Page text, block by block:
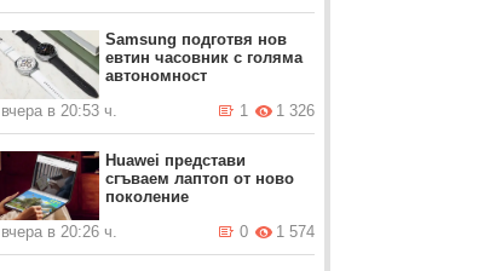
Samsung подготвя нов
евтин часовник с голяма
автономност
вчера в 20:53 ч.
1 326
1
Huawei представи
сгъваем лаптоп от ново
поколение
вчера в 20:26 ч.
1 574
0